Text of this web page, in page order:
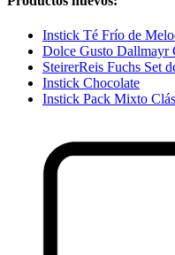
Instick Té Frío de
Dolce Gusto Dallmayr
SteirerReis Fuchs Set
Instick Chocolate
Instick Pack Mixto